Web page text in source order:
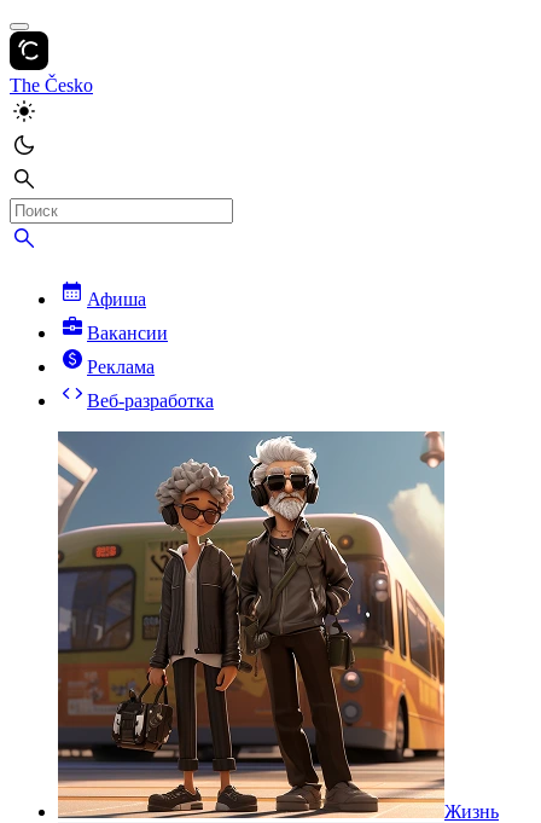
The Česko
Афиша
Вакансии
Реклама
Веб-разработка
Жизнь